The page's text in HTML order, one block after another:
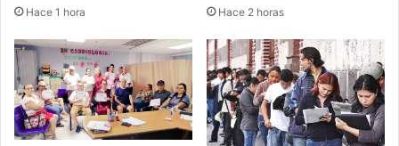
Hace 1 hora Hace 2 horas